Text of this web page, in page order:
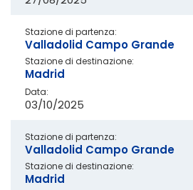
Stazione di partenza:
Valladolid Campo Grande
Stazione di destinazione:
Madrid
Data:
03/10/2025
Stazione di partenza:
Valladolid Campo Grande
Stazione di destinazione:
Madrid